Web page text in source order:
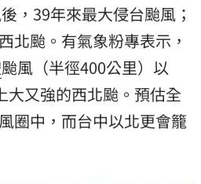
，39年來最大侵台颱風；
北颱。有氣象粉專表示，
颱風（半徑400公里）以
大又強的西北颱。預估全
圈中，而台中以北更會籠